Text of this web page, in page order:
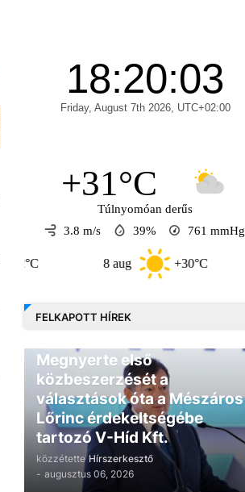
+31°C
Túlnyomóan derűs
3.8 m/s
39% 761 mmHg
8 aug +30°C 9 aug
FELKAPOTT HÍREK
Megnyerte első
közbeszerzését a
választások óta a Mészáros
Lőrinc érdekeltségébe
tartozó V-Híd Kft.
közzétette Hírszerkesztő
- augusztus 06, 2026